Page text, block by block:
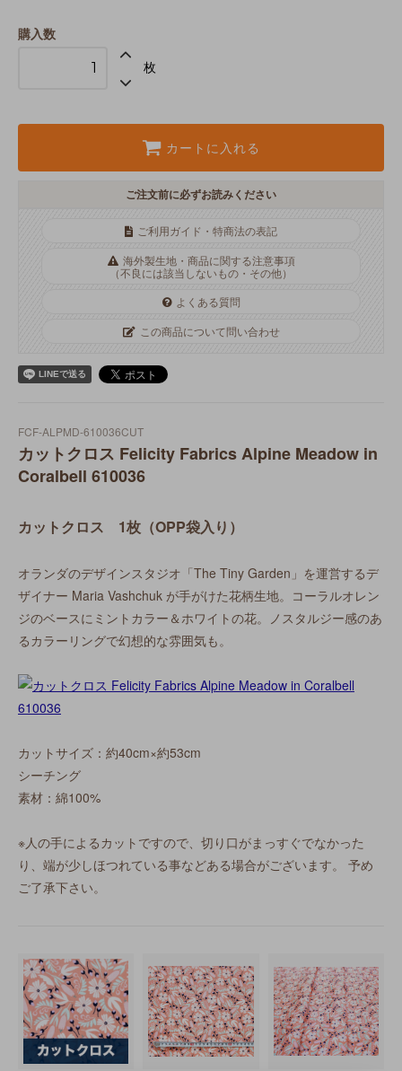
購入数
枚
カートに入れる
ご注文前に必ずお読みください
ご利用ガイド・特商法の表記
海外製生地・商品に関する注意事項
（不良には該当しないもの・その他）
よくある質問
この商品について問い合わせ
FCF-ALPMD-610036CUT
カットクロス Felicity Fabrics Alpine Meadow in
Coralbell 610036
カットクロス 1枚（OPP袋入り）
オランダのデザインスタジオ「The Tiny Garden」を運営するデ
ザイナー Maria Vashchuk が手がけた花柄生地。コーラルオレン
ジのベースにミントカラー＆ホワイトの花。ノスタルジー感のあ
るカラーリングで幻想的な雰囲気も。
カットサイズ：約40cm×約53cm
シーチング
素材：綿100%
※人の手によるカットですので、切り口がまっすぐでなかった
り、端が少しほつれている事などある場合がございます。 予め
ご了承下さい。